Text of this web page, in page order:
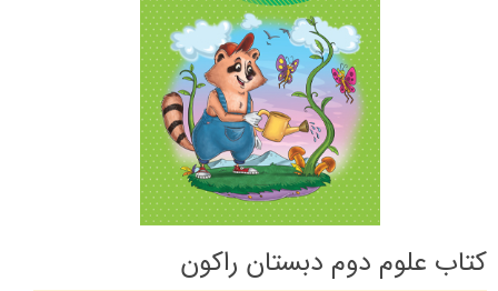
کتاب علوم دوم دبستان راکون